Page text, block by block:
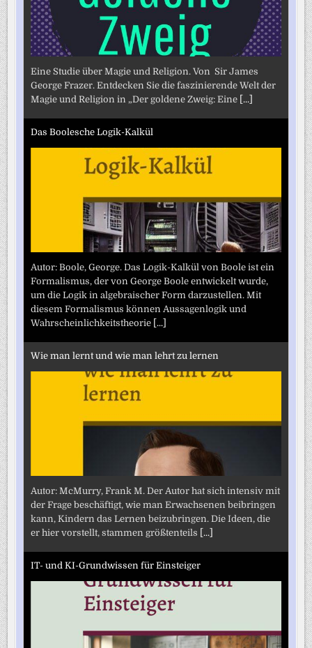
Eine Studie über Magie und Religion. Von Sir James
George Frazer. Entdecken Sie die faszinierende Welt der
Magie und Religion in „Der goldene Zweig: Eine [...]
Das Boolesche Logik-Kalkül
Autor: Boole, George. Das Logik-Kalkül von Boole ist ein
Formalismus, der von George Boole entwickelt wurde,
um die Logik in algebraischer Form darzustellen. Mit
diesem Formalismus können Aussagenlogik und
Wahrscheinlichkeitstheorie [...]
Wie man lernt und wie man lehrt zu lernen
Autor: McMurry, Frank M. Der Autor hat sich intensiv mit
der Frage beschäftigt, wie man Erwachsenen beibringen
kann, Kindern das Lernen beizubringen. Die Ideen, die
er hier vorstellt, stammen größtenteils [...]
IT- und KI-Grundwissen für Einsteiger